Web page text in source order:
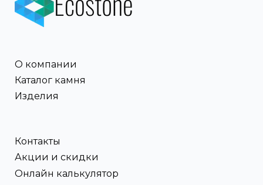
О компании
Каталог камня
Изделия
Контакты
Акции и скидки
Онлайн калькулятор